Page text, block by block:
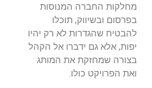
מחלקות החברה המנוסות
בפרסום ובשיווק, תוכלו
להבטיח שהגדרות לא רק יהיו
יפות, אלא גם ידברו אל הקהל
בצורה שמחזקת את המותג
ואת הפרויקט כולו.